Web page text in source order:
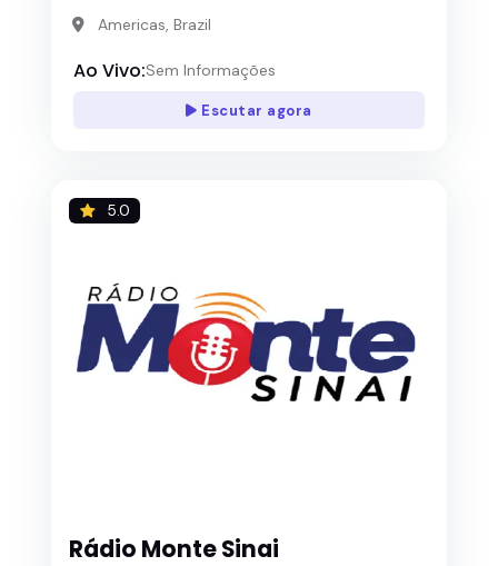
Americas, Brazil
Ao Vivo:Sem Informações
Escutar agora
5.0
Rádio Monte Sinai